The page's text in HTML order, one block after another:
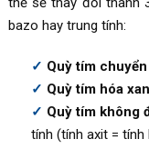
bazo hay trung tính:
Quỳ tím
Quỳ tím hóa
Quỳ tím không
tính (tính axit = tính